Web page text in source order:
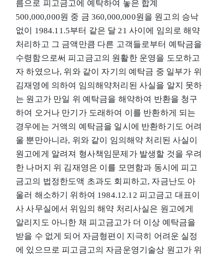
름으로 피고금고에 예탁하여 놓은 합계
500,000,000원 중 금 360,000,000원을 원고의 승낙
없이 1984.11.5부터 같은 달 21 사이에 임의로 해약
처리하고 그 금액만큼 다른 고객들로부터 예탁금을
수령함으로써 피고금고의 원활한 운영을 도모하고
자 하였으나, 위와 같이 자기의 예탁금 중 일부가 위
김재영에 의하여 임의해약처리된 사실을 알지 못하
는 원고가 만일 위 예탁금을 해약하여 반환을 청구
하여 오거나 만기가 도래하여 이를 반환하게 되는
경우에는 거액의 예탁금을 일시에 반환하기도 어려
울 뿐만아니라, 위와 같이 임의해약 처리된 사실이
원고에게 알려져 형사책임문제가 발생할 것을 우려
한 나머지 위 김재영은 이를 모면함과 동시에 피고
금고의 법정한도액 초과도 회피하고, 자금난도 아
울러 해소하기 위하여 1984.12.12 피고금고 대표이
사 사무실에서 위임의 해약 처리사실은 원고에게
알리지도 아니한 채 피고금고가 더 이상 예탁금을
받을 수 없게 되어 자금형편이 지극히 어려운 실정
에 있으므로 피고금고의 자금운영기술상 원고가 위